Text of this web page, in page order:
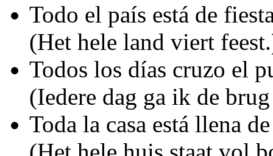
Todo el país está de
(Het hele land viert
Todos los días cruzo el
(Iedere dag ga ik de
Toda la casa está llena